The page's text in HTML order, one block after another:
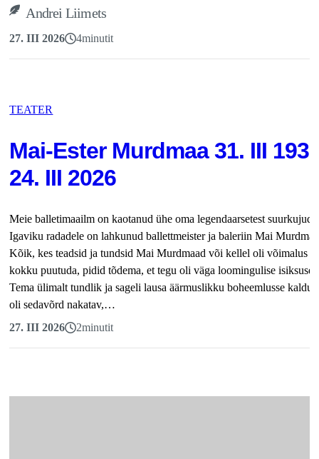
Andrei Liimets
27. III 2026 4minutit
TEATER
Mai-Ester Murdmaa 31. III
24. III 2026
Meie balletimaailm on kaotanud ühe oma legendaarsetest
Igaviku radadele on lahkunud ballettmeister ja baleriin Mai
Kõik, kes teadsid ja tundsid Mai Murdmaad või kellel oli võimalus
kokku puutuda, pidid tõdema, et tegu oli väga loomingulise
Tema ülimalt tundlik ja sageli lausa äärmuslikku boheemlusse
oli sedavõrd nakatav,…
27. III 2026
2minutit